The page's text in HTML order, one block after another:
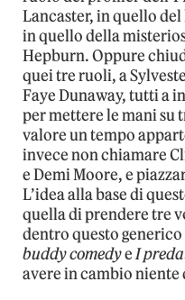
Lancaster, in quello
in quello della
Hepburn. Oppure
quei tre ruoli, a
Faye Dunaway, tutti a
per mettere le mani su
valore un tempo
invece non chiamare
e Demi Moore, e
L’idea alla base di
quella di prendere tre
dentro questo generico
buddy comedyeI
avere in cambio niente